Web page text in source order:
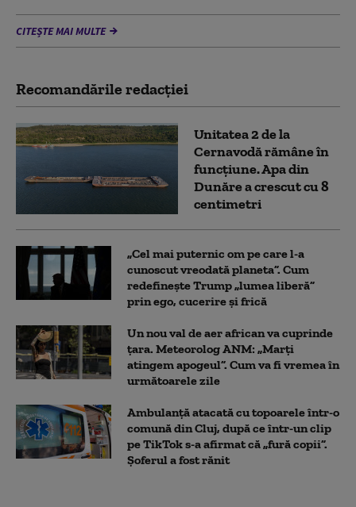
CITEȘTE MAI MULTE
Recomandările redacţiei
Unitatea 2 de la
Cernavodă rămâne în
funcțiune. Apa din
Dunăre a crescut cu 8
centimetri
„Cel mai puternic om pe care l-a
cunoscut vreodată planeta”. Cum
redefinește Trump „lumea liberă”
prin ego, cucerire și frică
Un nou val de aer african va cuprinde
țara. Meteorolog ANM: „Marți
atingem apogeul”. Cum va fi vremea în
următoarele zile
Ambulanţă atacată cu topoarele într-o
comună din Cluj, după ce într-un clip
pe TikTok s-a afirmat că „fură copii”.
Șoferul a fost rănit